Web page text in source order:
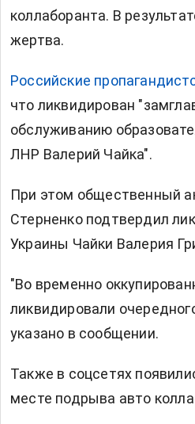
коллаборанта. В
жертва.
Российские
что ликвидирован
обслуживанию
ЛНР Валерий Чайка".
При этом общественный
Стерненко подтвердил
Украины Чайки Валерия
"Во временно
ликвидировали
указано в сообщении.
Также в соцсетях
месте подрыва авто